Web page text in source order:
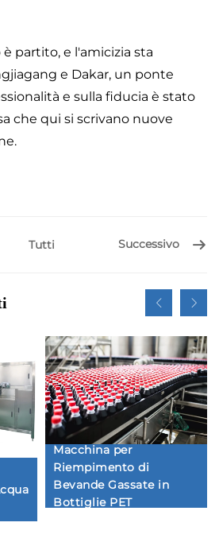
partito, e l'amicizia sta
e Dakar, un ponte
e sulla fiducia è stato
che qui si scrivano nuove
Tutti Successivo
Macchina per
Riempimento di
Bevande Gassate in
Bottiglie PET